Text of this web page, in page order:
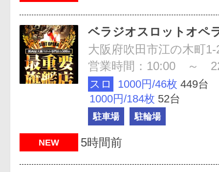
ベラジオスロットオペ
大阪府吹田市江の木町1-
営業時間：10:00 ～
スロ 1000円/46枚 449台
1000円/184枚 52台
駐車場 駐輪場
NEW 5時間前